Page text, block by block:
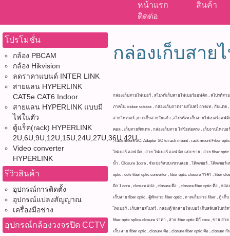
หน้าแรก
สินค้า
ติดต่อ
โปรโมชั่น
กล้อง PBCAM
กล้อง Hikvision
ลดราคาแบนด์ INTER LINK
สายแลน HYPERLINK
CAT5e CAT6 Indoor
สายแลน HYPERLINK แบบมี
ไฟในตัว
ตู้แร็ค(rack) HYPERLINK
2U,6U,9U,12U,15U,24U,27U,36U,42U
Video converter
HYPERLINK
รีวิวสินค้า
อุปกรณ์การติดตั้ง
อุปกรณ์แปลงสัญญาณ
เครื่องมือช่าง
อุปกรณ์กล้องวงจรปิด CCTV
กล่องเก็บสาย
กล่องเก็บสายไฟเบอร์ , สไปทร์เก็บสายไฟเบอร์ออฟติก , สไปรท์สา
ภาคใน, indoor outdoor , กล่องเก็บถาดงานสไปทร์ ถาดเท , กันแ
สายไฟเบอร์ ,ถาดเก็บสายใยแก้ว ,สไปทร์เท เก็บสายไฟเบอร์ออฟติ
คอล , เก็บสายพิกเทล , กล่องเก็บสาย ใส่ข้อต่อตรง , เก็บงานไฟเบ
, rack mount SC, Adapter SC to rack mount , rack mount Fiber
ไฟเบอร์ ออฟ ติก , สาย ไฟเบอร์ ออฟ ติก แบ่ง ขาย , สาย fiber
น้ำ , Closure 1core , จัมเปอร์แบบแขวนลอย , โค้ดเซอร์ , โค้ดเซอร์แ
optic , cctv fiber optic converter , fiber optic closure ราคา ,
ติก 1 core , closure แปล , closure คือ , closure fiber optic คือ , ก
เก็บสาย fiber optic , ตู้พักสาย fiber optic , ถาดเก็บสาย fiber , ตู้ เ
ไฟเบอร์ , เก็บสายสไปทร์ , กล่องตู้ พักสายไฟเบอร์ เก็บสลิปสไปทร์
fiber optic splice closure ราคา , สาย fiber optic มีกี่ core , ขาย ส
เก็บ สาย fiber optic , closure คือ , closure fiber optic คือ ,